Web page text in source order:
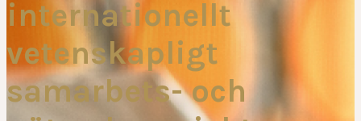
internationellt
vetenskapligt
samarbets- och